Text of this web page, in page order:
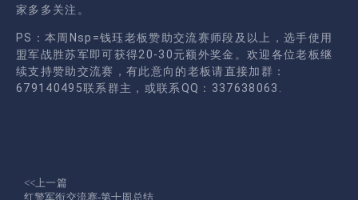
家多多关注。
PS：本周Nsp=钱珏老板赞助交流赛师段及以上，选手使用
盟军战胜苏军即可获得20-30元额外奖金。欢迎各位老板继
续支持赞助交流赛，有此意向的老板请直接加群：
679140495联系群主，或联系QQ：337638063.
<<上一篇
红警军衔交流赛-第十周总结